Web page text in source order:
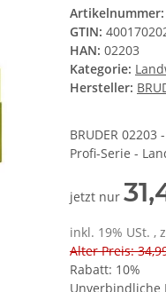
Artikelnummer:
GTIN:
HAN: 02203
Kategorie:
Hersteller:
BRUDER
Profi-Serie -
jetzt nur
inkl. 19% USt. ,
Alter Preis:
Rabatt: 10%
Unverbindliche